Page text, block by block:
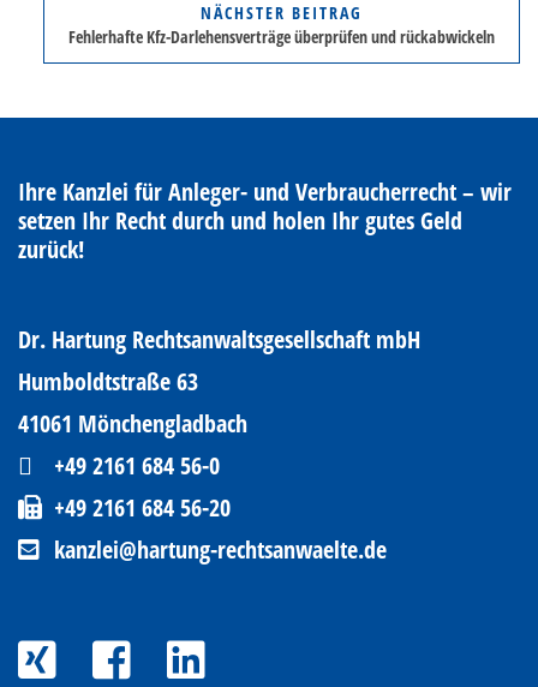
NÄCHSTER BEITRAG
Fehlerhafte Kfz-Darlehensverträge überprüfen und rückabwickeln
Ihre Kanzlei für Anleger- und Verbraucherrecht – wir
setzen Ihr Recht durch und holen Ihr gutes Geld
zurück!
Dr. Hartung Rechtsanwaltsgesellschaft mbH
Humboldtstraße 63
41061 Mönchengladbach
+49 2161 684 56-0
+49 2161 684 56-20
kanzlei@hartung-rechtsanwaelte.de